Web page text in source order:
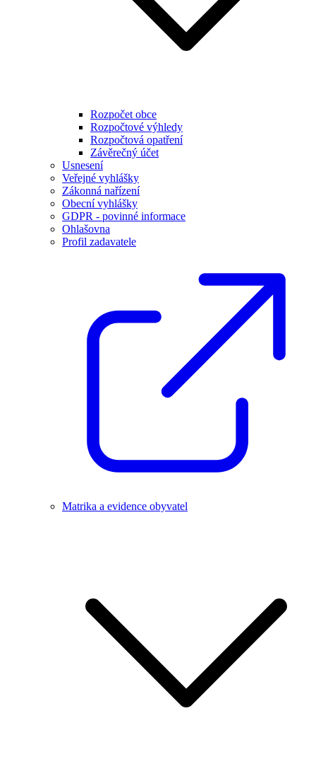
Rozpočet obce
Rozpočtové výhledy
Rozpočtová opatření
Závěrečný účet
Usnesení
Veřejné vyhlášky
Zákonná nařízení
Obecní vyhlášky
GDPR - povinné informace
Ohlašovna
Profil zadavatele
Matrika a evidence obyvatel